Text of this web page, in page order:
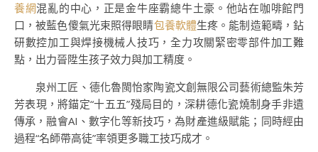
養網混亂的中心，正是金牛座霸總牛土豪。他站在咖啡館門
口，被藍色傻氣光束照得眼睛包養軟體生疼。能制造範疇，鉆
研數控加工與焊接機械人技巧，全力攻關緊密零部件加工難
點，出力晉陞生孩子效力與加工精度。
泉州工匠、德化魯閩怡家陶瓷文創無限公司藝術總監朱芳
芳表現，將錨定“十五五”殘局目的，深耕德化瓷燒制身手非遺
傳承，融會AI、數字化等新技巧，為財產進級賦能；同時經由
過程“名師帶高徒”率領更多職工技巧成才。